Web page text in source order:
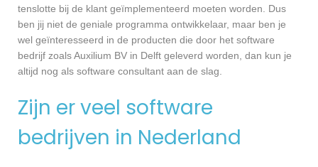
tenslotte bij de klant geïmplementeerd moeten worden. Dus
ben jij niet de geniale programma ontwikkelaar, maar ben je
wel geïnteresseerd in de producten die door het software
bedrijf zoals Auxilium BV in Delft geleverd worden, dan kun je
altijd nog als software consultant aan de slag.
Zijn er veel software
bedrijven in Nederland